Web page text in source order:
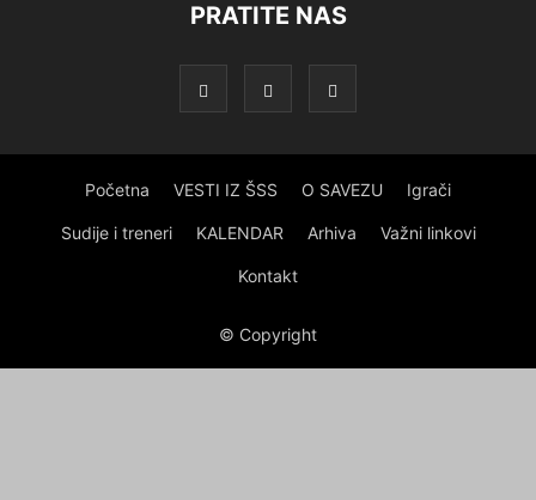
PRATITE NAS
Početna VESTI IZ ŠSS O SAVEZU Igrači
Sudije i treneri KALENDAR Arhiva Važni linkovi
Kontakt
© Copyright